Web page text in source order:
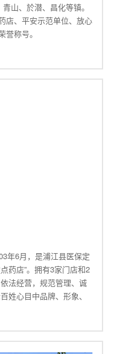
山、於潜、昌化等镇。
店、平安示范单位、放心
誉称号。
年6月，是浦江县医保定
药店”。拥有3家门店和2
法经营，规范管理、诚
姓心目中品牌、形象、